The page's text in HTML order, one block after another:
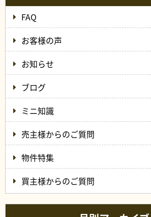
FAQ
お客様の声
お知らせ
ブログ
ミニ知識
売主様からのご質問
物件特集
買主様からのご質問